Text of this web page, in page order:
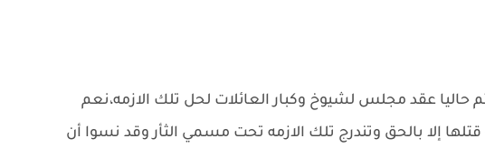
عقد مجلس لشيوخ وكبار العائلات لحل تلك الازمه،نعم
قتلها إلا بالحق وتندرج تلك الازمه تحت مسمي الثأر وقد نسوا أن